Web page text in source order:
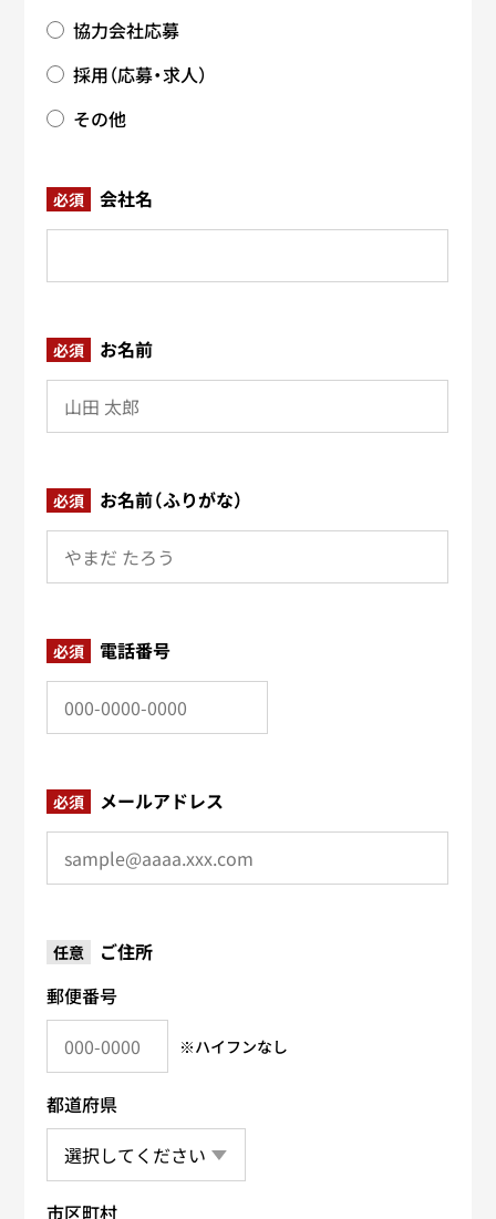
協力会社応募
採用（応募・求人）
その他
必須 会社名
必須 お名前
必須 お名前（ふりがな）
必須 電話番号
必須 メールアドレス
任意
ご住所
郵便番号
※ハイフンなし
都道府県
市区町村